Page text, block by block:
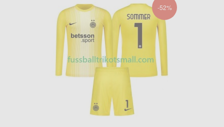
-52%